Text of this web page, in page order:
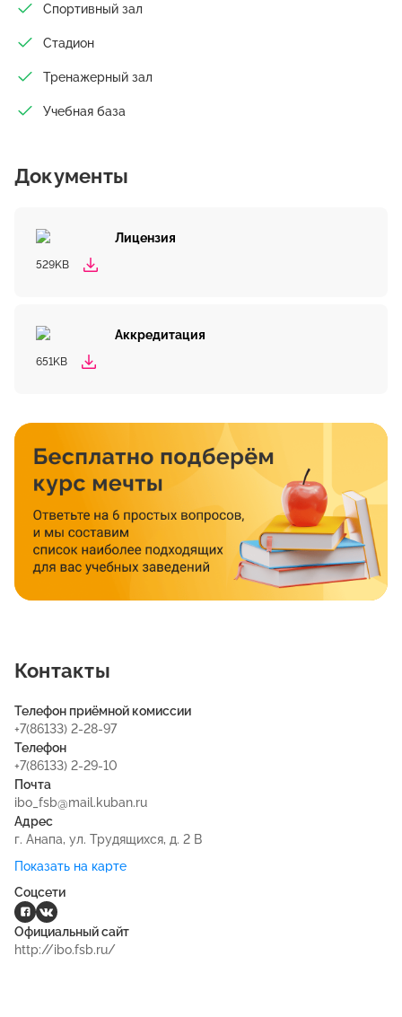
Спортивный зал
Стадион
Тренажерный зал
Учебная база
Документы
Лицензия
529KB
Аккредитация
651KB
Контакты
Телефон приёмной комиссии
+7(86133) 2-28-97
Телефон
+7(86133) 2-29-10
Почта
ibo_fsb@mail.kuban.ru
Адрес
г. Анапа, ул. Трудящихся, д. 2 В
Показать на карте
Соцсети
Официальный сайт
http://ibo.fsb.ru/